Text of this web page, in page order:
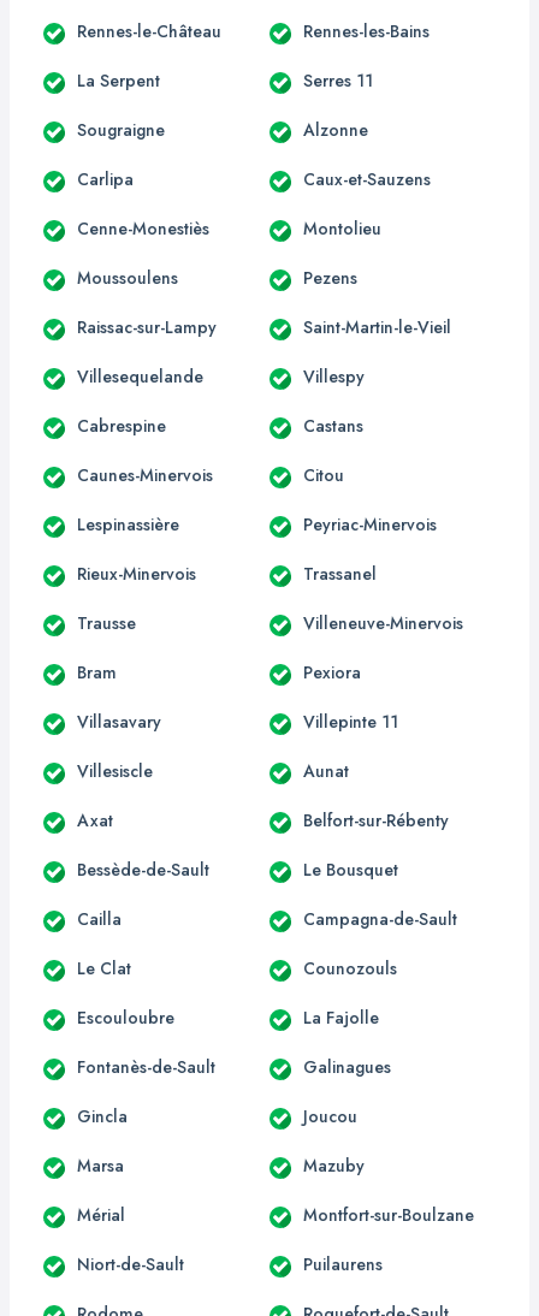
Rennes-le-Château Rennes-les-Bains
La Serpent Serres 11
Sougraigne Alzonne
Carlipa Caux-et-Sauzens
Cenne-Monestiès Montolieu
Moussoulens Pezens
Raissac-sur-Lampy Saint-Martin-le-Vieil
Villesequelande Villespy
Cabrespine Castans
Caunes-Minervois Citou
Lespinassière Peyriac-Minervois
Rieux-Minervois Trassanel
Trausse Villeneuve-Minervois
Bram Pexiora
Villasavary Villepinte 11
Villesiscle Aunat
Axat Belfort-sur-Rébenty
Bessède-de-Sault Le Bousquet
Cailla Campagna-de-Sault
Le Clat Counozouls
Escouloubre La Fajolle
Fontanès-de-Sault Galinagues
Gincla Joucou
Marsa Mazuby
Mérial Montfort-sur-Boulzane
Niort-de-Sault Puilaurens